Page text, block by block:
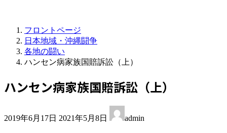
フロントページ
日本地域・沖縄闘争
各地の闘い
ハンセン病家族国賠訴訟（上）
ハンセン病家族国賠訴訟（上）
2019年6月17日 終
2021年5月8日 admin